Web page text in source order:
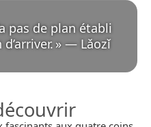
pas de plan établi
» — Lǎozǐ